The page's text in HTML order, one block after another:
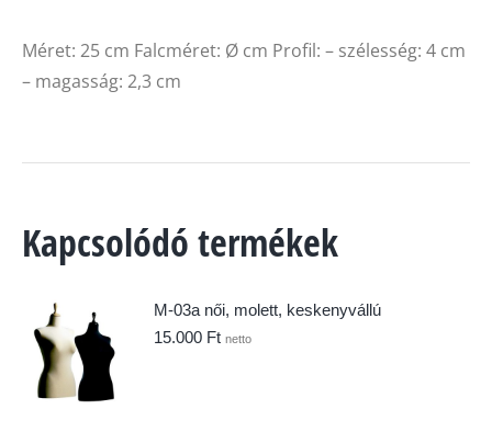
Méret: 25 cm Falcméret: Ø cm Profil: – szélesség: 4 cm
– magasság: 2,3 cm
Kapcsolódó termékek
M-03a női, molett, keskenyvállú
15.000 Ft netto